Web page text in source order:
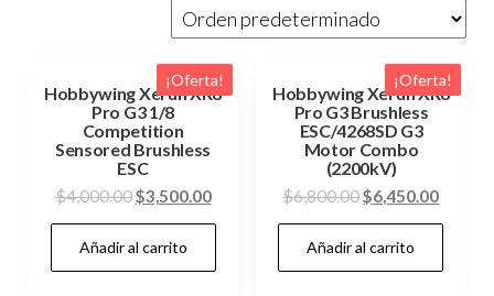
¡Oferta!
Hobbywing Xerun XR8
Pro G3 1/8
Competition
Sensored Brushless
ESC
$4,000.00El
precio
original
era:
$3,500.00El
precio
es:
Añadir al carrito
¡Oferta!
Hobbywing Xerun XR8
Pro G3 Brushless
ESC/4268SD G3
Motor Combo
(2200kV)
$6,800.00El
precio
original
era:
$6,450.00El
precio
es:
Añadir al carrito